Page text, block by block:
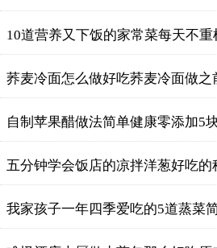
10道营养又下饭的家常菜每天不
荞麦冷面怎么做好吃荞麦冷面做
自制苹果醋做法简单健康零添加5
五分钟学会饭店的凉拌洋葱好吃的